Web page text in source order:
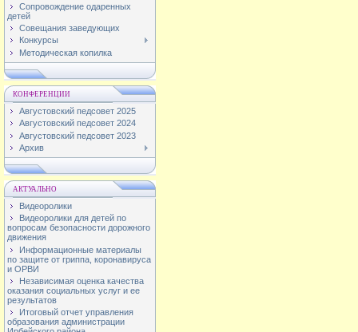
Сопровождение одаренных
детей
Совещания заведующих
Конкурсы
Методическая копилка
КОНФЕРЕНЦИИ
Августовский педсовет 2025
Августовский педсовет 2024
Августовский педсовет 2023
Архив
АКТУАЛЬНО
Видеоролики
Видеоролики для детей по
вопросам безопасности дорожного
движения
Информационные материалы
по защите от гриппа, коронавируса
и ОРВИ
Независимая оценка качества
оказания социальных услуг и ее
результатов
Итоговый отчет управления
образования администрации